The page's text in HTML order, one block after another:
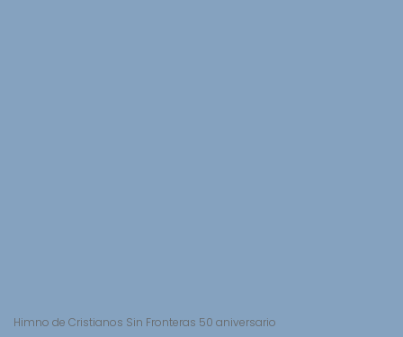
Himno de Cristianos Sin Fronteras 50 aniversario